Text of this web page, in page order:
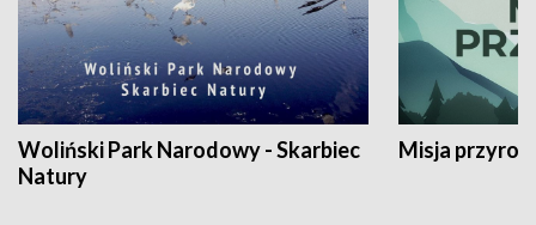
Woliński Park Narodowy - Skarbiec
Natury
Misja